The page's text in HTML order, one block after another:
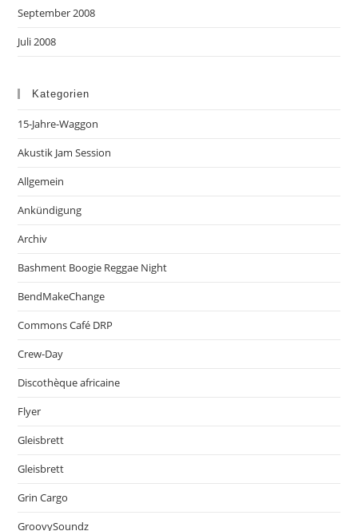
September 2008
Juli 2008
Kategorien
15-Jahre-Waggon
Akustik Jam Session
Allgemein
Ankündigung
Archiv
Bashment Boogie Reggae Night
BendMakeChange
Commons Café DRP
Crew-Day
Discothèque africaine
Flyer
Gleisbrett
Gleisbrett
Grin Cargo
GroovySoundz